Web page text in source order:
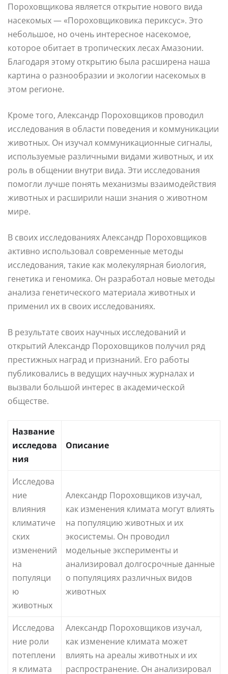
Пороховщикова является открытие нового вида
насекомых — «Пороховщиковика периксус». Это
небольшое, но очень интересное насекомое,
которое обитает в тропических лесах Амазонии.
Благодаря этому открытию была расширена наша
картина о разнообразии и экологии насекомых в
этом регионе.
Кроме того, Александр Пороховщиков проводил
исследования в области поведения и коммуникации
животных. Он изучал коммуникационные сигналы,
используемые различными видами животных, и их
роль в общении внутри вида. Эти исследования
помогли лучше понять механизмы взаимодействия
животных и расширили наши знания о животном
мире.
В своих исследованиях Александр Пороховщиков
активно использовал современные методы
исследования, такие как молекулярная биология,
генетика и геномика. Он разработал новые методы
анализа генетического материала животных и
применил их в своих исследованиях.
В результате своих научных исследований и
открытий Александр Пороховщиков получил ряд
престижных наград и признаний. Его работы
публиковались в ведущих научных журналах и
вызвали большой интерес в академической
обществе.
Название
исследова
ния
Описание
Исследова
ние
влияния
климатиче
ских
изменений
на
популяци
ю
животных
Александр Пороховщиков изучал,
как изменения климата могут влиять
на популяцию животных и их
экосистемы. Он проводил
модельные эксперименты и
анализировал долгосрочные данные
о популяциях различных видов
животных
Исследова
ние роли
потеплени
я климата
Александр Пороховщиков изучал,
как изменение климата может
влиять на ареалы животных и их
распространение. Он анализировал